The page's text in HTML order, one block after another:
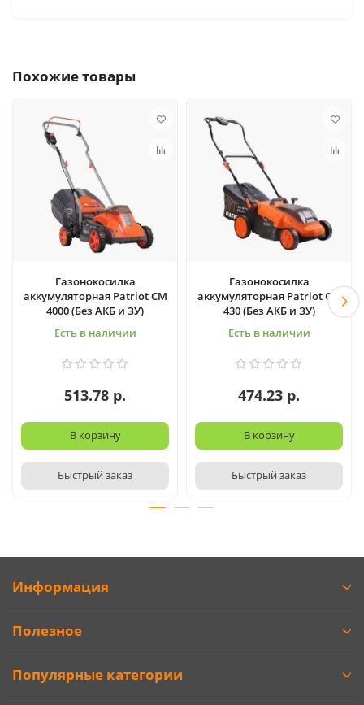
Похожие товары
Газонокосилка
аккумуляторная Patriot CM
4000 (Без АКБ и ЗУ)
Есть в наличии
513.78 р.
В корзину
Быстрый заказ
Газонокосилка
аккумуляторная Patriot CM
430 (Без АКБ и ЗУ)
Есть в наличии
474.23 р.
В корзину
Быстрый заказ
Информация
Полезное
Популярные категории